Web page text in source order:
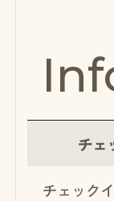
チェ
チェック